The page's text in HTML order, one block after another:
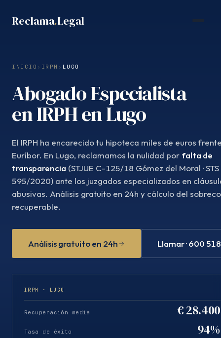
Reclama.Legal
INICIO › IRPH › LUGO
Abogado Especialista
en IRPH en Lugo
El IRPH ha encarecido tu hipoteca miles de euros
Euríbor. En Lugo, reclamamos la nulidad por falta de
transparencia (STJUE C-125/18 Gómez del Moral · STS
595/2020) ante los juzgados especializados en
abusivas. Análisis gratuito en 24h y cálculo del
recuperable.
Análisis gratuito en 24h Llamar · 600
IRPH · LUGO
Recuperación media € 28.400
Tasa de éxito 94%